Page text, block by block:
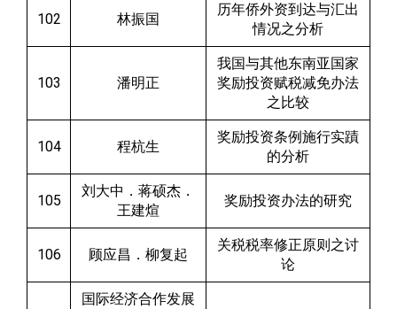
102 林振国
历年侨外资到达与汇出
情况之分析
103 潘明正
我国与其他东南亚国家
奖励投资赋税减免办法
之比较
104 程杭生
奖励投资条例施行实蹟
的分析
105
刘大中．蒋硕杰．
王建煊
奖励投资办法的研究
106 顾应昌．柳复起
关税税率修正原则之讨
论
国际经济合作发展